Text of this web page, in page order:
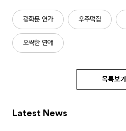
광화문 연가 우주떡집
오싹한 연애
목록보기
Latest News